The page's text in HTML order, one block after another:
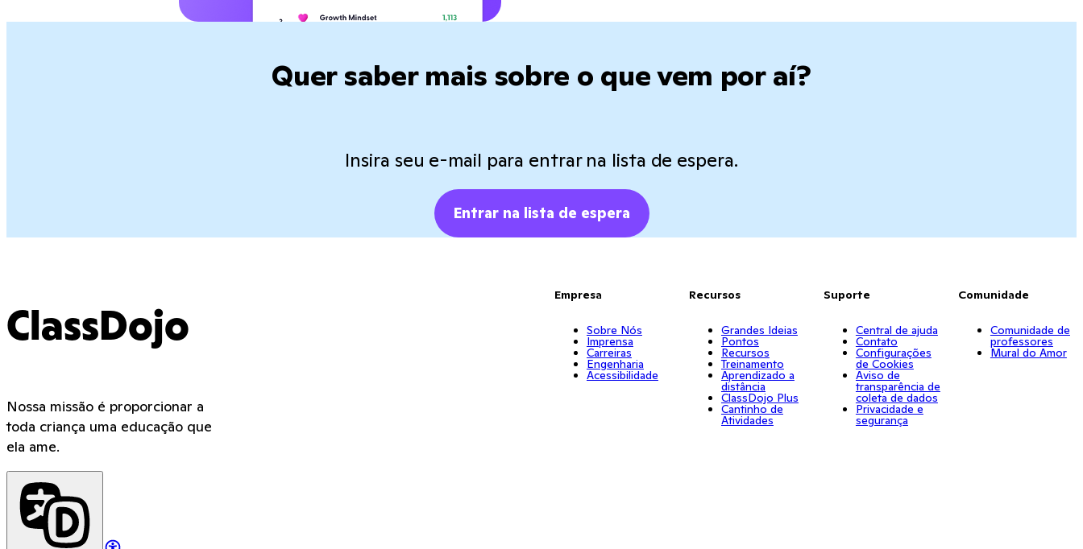
Quer saber mais sobre o que vem por aí?
Insira seu e-mail para entrar na lista de espera.
Entrar na lista de espera
ClassDojo
Nossa missão é proporcionar a
toda criança uma educação que
ela ame.
Empresa
Sobre Nós
Imprensa
Carreiras
Engenharia
Acessibilidade
Recursos
Grandes Ideias
Pontos
Recursos
Treinamento
Aprendizado a
distância
ClassDojo Plus
Cantinho de
Atividades
Suporte
Central de ajuda
Contato
Configurações
de Cookies
Aviso de
transparência de
coleta de dados
Privacidade e
segurança
Comunidade
Comunidade de
professores
Mural do Amor